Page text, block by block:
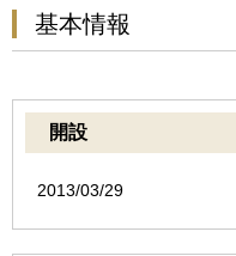
基本情報
開設
2013/03/29